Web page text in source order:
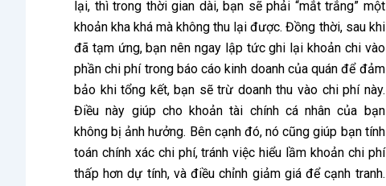
lại, thì trong thời gian dài, bạn sẽ phải “mắt trắng” một
khoản kha khá mà không thu lại được. Đồng thời, sau khi
đã tạm ứng, bạn nên ngay lập tức ghi lại khoản chi vào
phần chi phí trong báo cáo kinh doanh của quán để đảm
bảo khi tổng kết, bạn sẽ trừ doanh thu vào chi phí này.
Điều này giúp cho khoản tài chính cá nhân của bạn
không bị ảnh hưởng. Bên cạnh đó, nó cũng giúp bạn tính
toán chính xác chi phí, tránh việc hiểu lầm khoản chi phí
thấp hơn dự tính, và điều chỉnh giảm giá để cạnh tranh.